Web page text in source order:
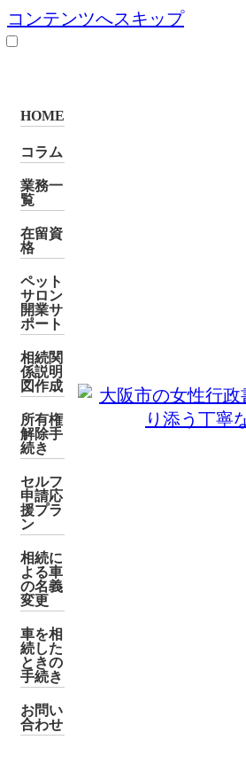
コンテンツへスキップ
HOME
コラム
業務一
覧
在留資
格
ペット
サロン
開業サ
ポート
相続関
係説明
図作成
所有権
解除手
続き
セルフ
申請応
援プラ
ン
相続に
よる車
の名義
変更
車を相
続した
ときの
手続き
お問い
合わせ